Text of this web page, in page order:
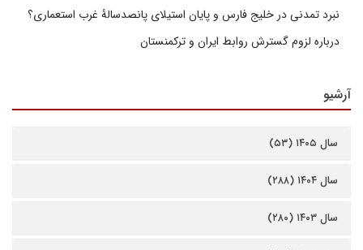
نبرد تمدنی در خلیج فارس و پایان استیلای پانصدسالۀ غرب استعماری؟
درباره لزوم گسترش روابط ایران و ترکمنستان
آرشیو
سال ۱۴۰۵ (۵۳)
سال ۱۴۰۴ (۲۸۸)
سال ۱۴۰۳ (۲۸۰)